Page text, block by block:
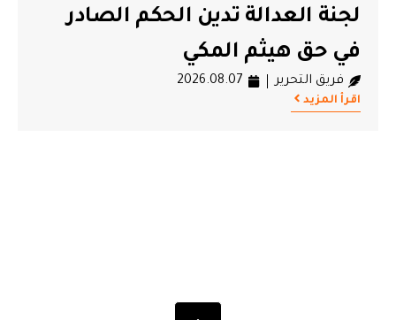
لجنة العدالة تدين الحكم الصادر
في حق هيثم المكي
فريق التحرير 2026.08.07
اقرأ المزيد